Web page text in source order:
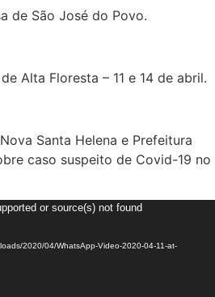
de São José do Povo.
Alta Floresta – 11 e 14 de abril.
Santa Helena e Prefeitura
caso suspeito de Covid-19 no
or source(s) not found
2020/04/WhatsApp-Video-2020-04-11-at-